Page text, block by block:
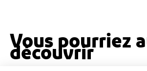
Vous pourriez
découvrir